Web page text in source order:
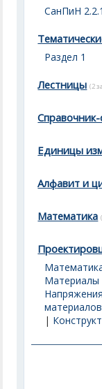
СанПиН
Раздел 1
Лестницы (2
Единицы
Алфавит и
Математика
Материалы
материалов
|